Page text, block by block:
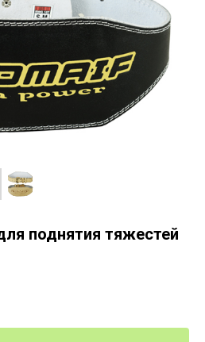
поднятия тяжестей